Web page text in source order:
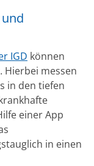
IGD können
messen
in den tiefen
einer App
in einen